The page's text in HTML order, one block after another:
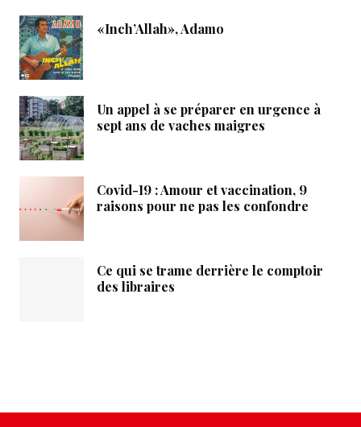
«Inch’Allah», Adamo
Un appel à se préparer en urgence à
sept ans de vaches maigres
Covid-19 : Amour et vaccination, 9
raisons pour ne pas les confondre
Ce qui se trame derrière le comptoir
des libraires